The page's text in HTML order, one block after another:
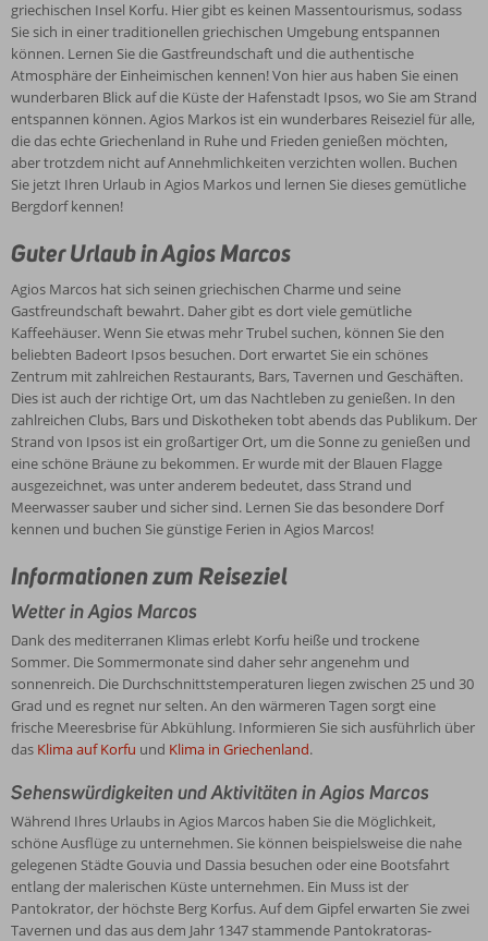
griechischen Insel Korfu. Hier gibt es keinen Massentourismus, sodass
Sie sich in einer traditionellen griechischen Umgebung entspannen
können. Lernen Sie die Gastfreundschaft und die authentische
Atmosphäre der Einheimischen kennen! Von hier aus haben Sie einen
wunderbaren Blick auf die Küste der Hafenstadt Ipsos, wo Sie am Strand
entspannen können. Agios Markos ist ein wunderbares Reiseziel für alle,
die das echte Griechenland in Ruhe und Frieden genießen möchten,
aber trotzdem nicht auf Annehmlichkeiten verzichten wollen. Buchen
Sie jetzt Ihren Urlaub in Agios Markos und lernen Sie dieses gemütliche
Bergdorf kennen!
Guter Urlaub in Agios Marcos
Agios Marcos hat sich seinen griechischen Charme und seine
Gastfreundschaft bewahrt. Daher gibt es dort viele gemütliche
Kaffeehäuser. Wenn Sie etwas mehr Trubel suchen, können Sie den
beliebten Badeort Ipsos besuchen. Dort erwartet Sie ein schönes
Zentrum mit zahlreichen Restaurants, Bars, Tavernen und Geschäften.
Dies ist auch der richtige Ort, um das Nachtleben zu genießen. In den
zahlreichen Clubs, Bars und Diskotheken tobt abends das Publikum. Der
Strand von Ipsos ist ein großartiger Ort, um die Sonne zu genießen und
eine schöne Bräune zu bekommen. Er wurde mit der Blauen Flagge
ausgezeichnet, was unter anderem bedeutet, dass Strand und
Meerwasser sauber und sicher sind. Lernen Sie das besondere Dorf
kennen und buchen Sie günstige Ferien in Agios Marcos!
Informationen zum Reiseziel
Wetter in Agios Marcos
Dank des mediterranen Klimas erlebt Korfu heiße und trockene
Sommer. Die Sommermonate sind daher sehr angenehm und
sonnenreich. Die Durchschnittstemperaturen liegen zwischen 25 und 30
Grad und es regnet nur selten. An den wärmeren Tagen sorgt eine
frische Meeresbrise für Abkühlung. Informieren Sie sich ausführlich über
das Klima auf Korfu und Klima in Griechenland.
Sehenswürdigkeiten und Aktivitäten in Agios Marcos
Während Ihres Urlaubs in Agios Marcos haben Sie die Möglichkeit,
schöne Ausflüge zu unternehmen. Sie können beispielsweise die nahe
gelegenen Städte Gouvia und Dassia besuchen oder eine Bootsfahrt
entlang der malerischen Küste unternehmen. Ein Muss ist der
Pantokrator, der höchste Berg Korfus. Auf dem Gipfel erwarten Sie zwei
Tavernen und das aus dem Jahr 1347 stammende Pantokratoras-